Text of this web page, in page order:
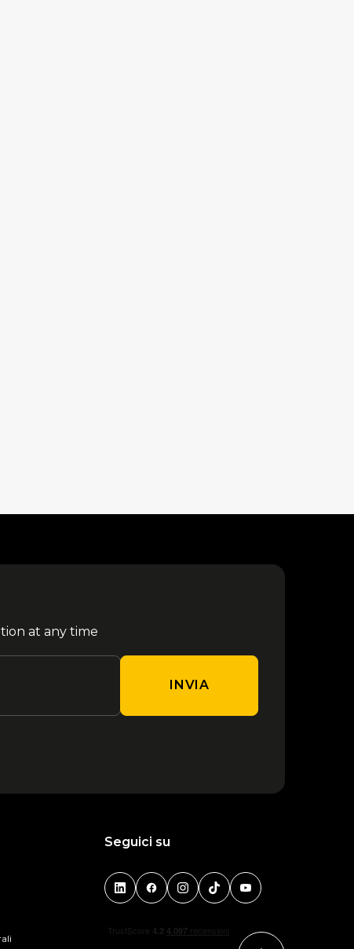
at any time
INVIA
Seguici su